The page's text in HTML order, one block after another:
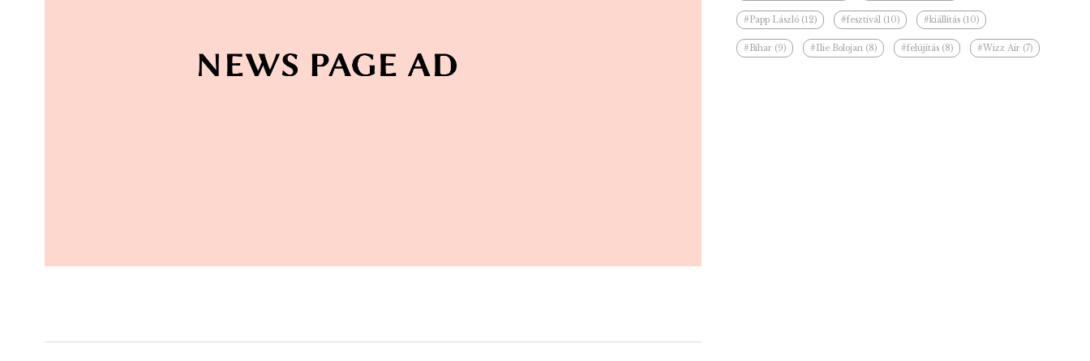
#Papp László (12) #fesztivál (10) #kiállítás (10)
#Bihar (9) #Ilie Bolojan (8) #felújítás (8) #Wizz Air (7)